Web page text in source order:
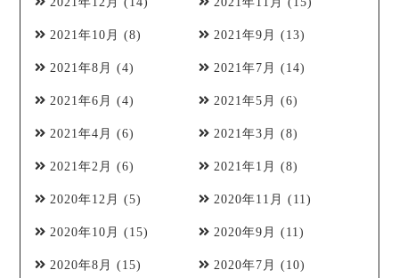
2021年10月 (8) 2021年9月 (13)
2021年8月 (4) 2021年7月 (14)
2021年6月 (4) 2021年5月 (6)
2021年4月 (6) 2021年3月 (8)
2021年2月 (6) 2021年1月 (8)
2020年12月 (5) 2020年11月 (11)
2020年10月 (15) 2020年9月 (11)
2020年8月 (15) 2020年7月 (10)